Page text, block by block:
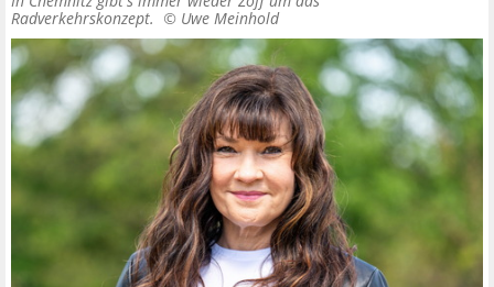
Radverkehrskonzept. © Uwe Meinhold